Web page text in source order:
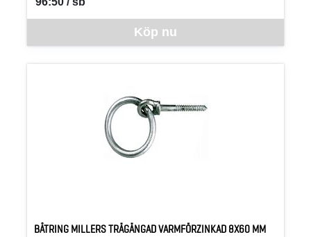
Köp nu
SEK per SB
BÅTRING MILLERS TRÄGÄNGAD VARMFÖRZINKAD 8X60 MM